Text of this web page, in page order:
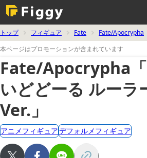
トップ フィギュア Fate Fate/Apocrypha
本ページはプロモーションが含まれています
Fate/Apocrypha
いどどーる ルーラ
Ver.」
アニメフィギュアデフォルメフィギュア